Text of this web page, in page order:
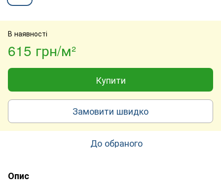
В наявності
615 грн/м²
Купити
Замовити швидко
До обраного
Опис